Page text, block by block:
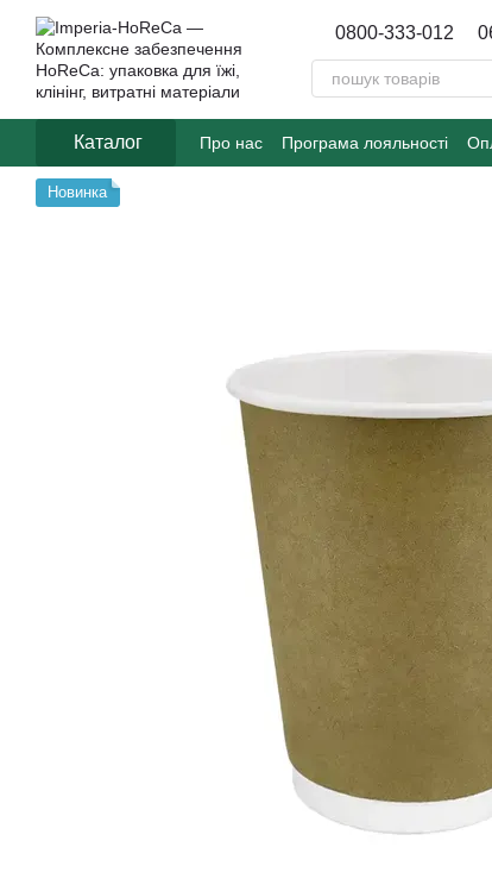
Перейти до основного контенту
0800-333-012
Каталог Про нас Програма лояльності
Договір публічної оферти
Блог
Новинка